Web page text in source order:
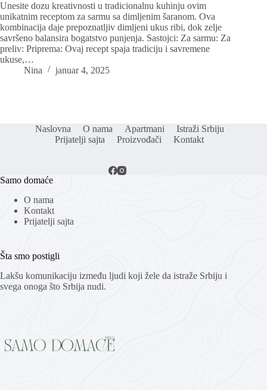
Unesite dozu kreativnosti u tradicionalnu kuhinju ovim
unikatnim receptom za sarmu sa dimljenim šaranom. Ova
kombinacija daje prepoznatljiv dimljeni ukus ribi, dok zelje
savršeno balansira bogatstvo punjenja. Sastojci: Za sarmu: Za
preliv: Priprema: Ovaj recept spaja tradiciju i savremene
ukuse,…
Nina
januar 4, 2025
Naslovna O nama Apartmani
Istraži Srbiju
Prijatelji sajta
Proizvođači Kontakt
Samo domaće
O nama
Kontakt
Prijatelji sajta
Šta smo postigli
Lakšu komunikaciju između ljudi koji žele da istraže Srbiju i
svega onoga što Srbija nudi.